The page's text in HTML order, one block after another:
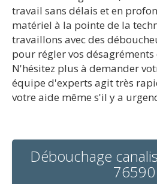
travail sans délais et en
matériel à la pointe de la
travaillons avec des
pour régler vos
N'hésitez plus à demander
équipe d'experts agit très
votre aide même s'il y a
Débouchage
76590